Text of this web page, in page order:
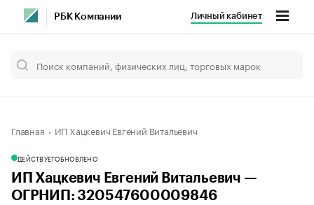
РБК Компании Личный кабинет
Главная ИП Хацкевич Евгений Витальевич
ДЕЙСТВУЕТОБНОВЛЕНО
ИП Хацкевич Евгений Витальевич —
ОГРНИП: 320547600009846